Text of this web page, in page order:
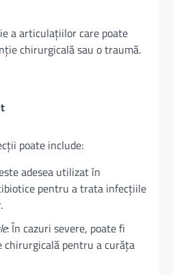
a articulațiilor care poate
chirurgicală sau o traumă.
poate include:
adesea utilizat în
pentru a trata infecțiile
: În cazuri severe, poate fi
chirurgicală pentru a curăța